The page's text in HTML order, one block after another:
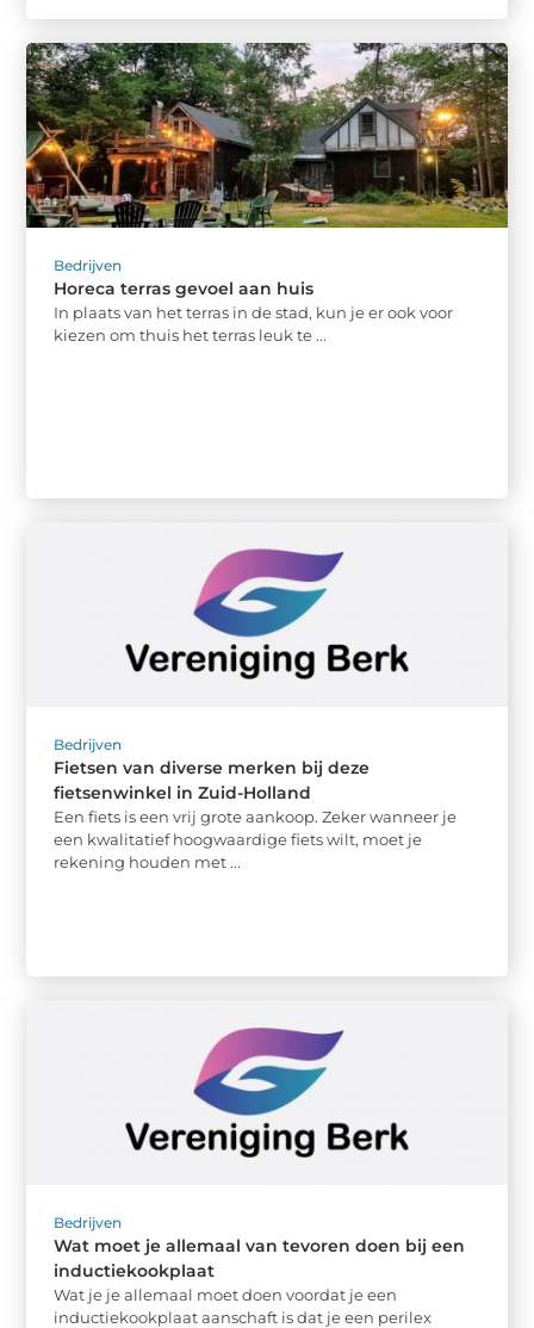
Bedrijven
Horeca terras gevoel aan huis
In plaats van het terras in de stad, kun je er ook voor
kiezen om thuis het terras leuk te ...
Bedrijven
Fietsen van diverse merken bij deze
fietsenwinkel in Zuid-Holland
Een fiets is een vrij grote aankoop. Zeker wanneer je
een kwalitatief hoogwaardige fiets wilt, moet je
rekening houden met ...
Bedrijven
Wat moet je allemaal van tevoren doen bij een
inductiekookplaat
Wat je je allemaal moet doen voordat je een
inductiekookplaat aanschaft is dat je een perilex